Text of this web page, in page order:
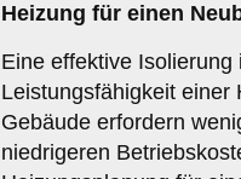
Heizung für einen
Eine effektive
Leistungsfähigkeit einer
Gebäude erfordern
niedrigeren